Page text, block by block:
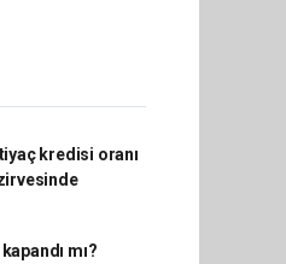
kredisi oranı
kapandı mı?